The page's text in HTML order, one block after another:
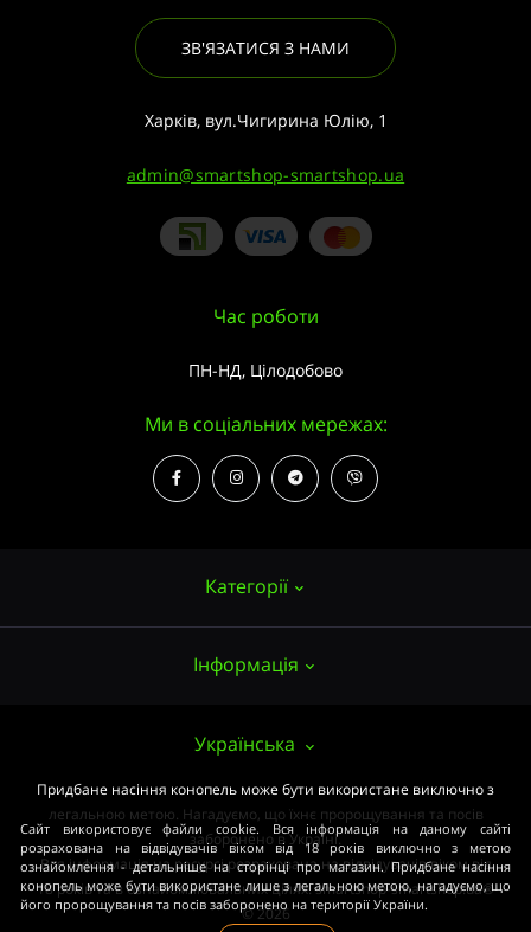
ЗВ'ЯЗАТИСЯ З НАМИ
Харків, вул.Чигирина Юлію, 1
admin@smartshop-smartshop.ua
Категорії
Потужні сорти
Медичні сорти
Початківцям
ОПТОМ
Інформація
Публічний договір (ОФЕРТА)
Оплата та доставка
Умови угоди
Закон
Час роботи
ПН-НД, Цілодобово
Ми в соціальних мережах:
Українська
Придбане насіння конопель може бути використане виключно з
легальною метою. Нагадуємо, що їхнє пророщування та посів
заборонено в Україні.
Вся інформація на ресурсі розрахована на відвідувачів віком від
18 років та в ознайомлювальних цілях. smartshop-smartshop.ua®
© 2026
Сайт використовує файли cookie. Вся інформація на даному сайті
розрахована на відвідувачів віком від 18 років виключно з метою
ознайомлення - детальніше на сторінці про магазин. Придбане насіння
конопель може бути використане лише з легальною метою, нагадуємо, що
його пророщування та посів заборонено на території України.